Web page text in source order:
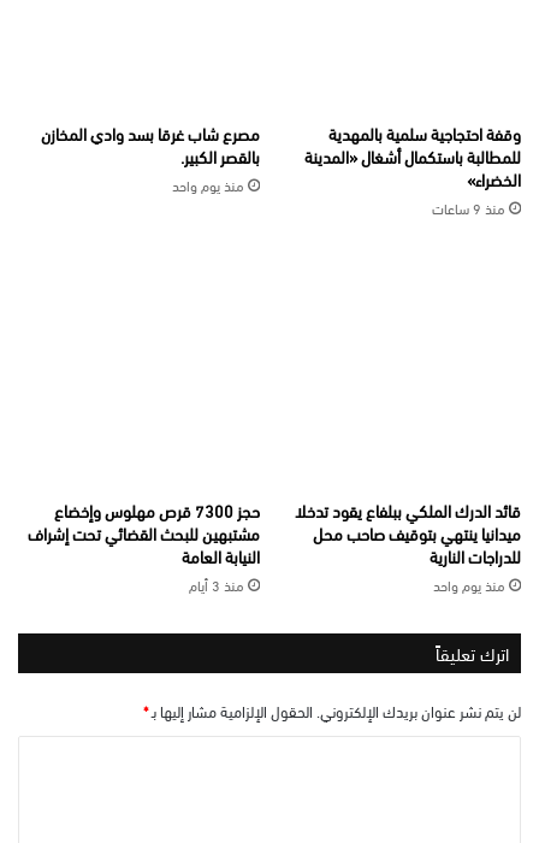
وقفة احتجاجية سلمية بالمهدية
للمطالبة باستكمال أشغال «المدينة
الخضراء»
منذ 9 ساعات
مصرع شاب غرقا بسد وادي المخازن
بالقصر الكبير.
منذ يوم واحد
قائد الدرك الملكي ببلفاع يقود تدخلا
ميدانيا ينتهي بتوقيف صاحب محل
للدراجات النارية
منذ يوم واحد
حجز 7300 قرص مهلوس وإخضاع
مشتبهين للبحث القضائي تحت إشراف
النيابة العامة
منذ 3 أيام
اترك تعليقاً
لن يتم نشر عنوان بريدك الإلكتروني. الحقول الإلزامية مشار إليها بـ*